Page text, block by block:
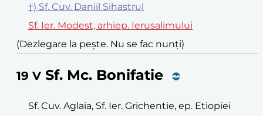
†) Sf. Cuv. Daniil Sihastrul
Sf. Ier. Modest, arhiep. Ierusalimului
(Dezlegare la pește. Nu se fac nunți)
19 V Sf. Mc. Bonifatie
Sf. Cuv. Aglaia, Sf. Ier. Grichentie, ep. Etiopiei